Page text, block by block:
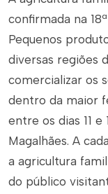
confirmada na
Pequenos
diversas regiões
comercializar os
dentro da maior
entre os dias 11 e
Magalhães. A
a agricultura
do público